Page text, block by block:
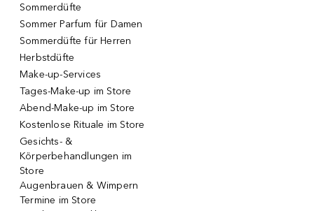
Sommerdüfte
Sommer Parfum für Damen
Sommerdüfte für Herren
Herbstdüfte
Make-up-Services
Tages-Make-up im Store
Abend-Make-up im Store
Kostenlose Rituale im Store
Gesichts- &
Körperbehandlungen im
Store
Augenbrauen & Wimpern
Termine im Store